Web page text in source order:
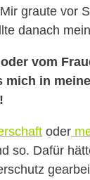
graute vor
danach
vom
mich in
oder
so. Dafür